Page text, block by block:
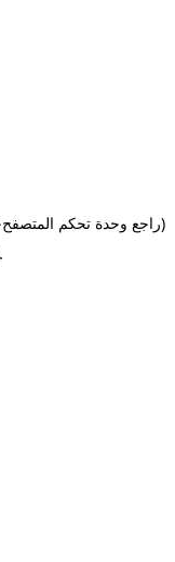
(راجع وحدة تحكم المتصفح
.